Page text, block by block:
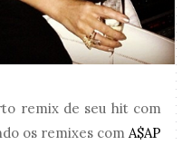
remix de seu hit com
os remixes com A$AP